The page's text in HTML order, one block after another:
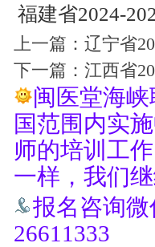
福建省2024-
上一篇： 辽宁省
下一篇： 江西省
闽医堂海
国范围内实
师的培训工
一样，我们
报名咨询微
26611333